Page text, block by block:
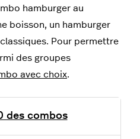
hamburger au
boisson, un hamburger
Pour permettre
des groupes
avec choix.
des combos